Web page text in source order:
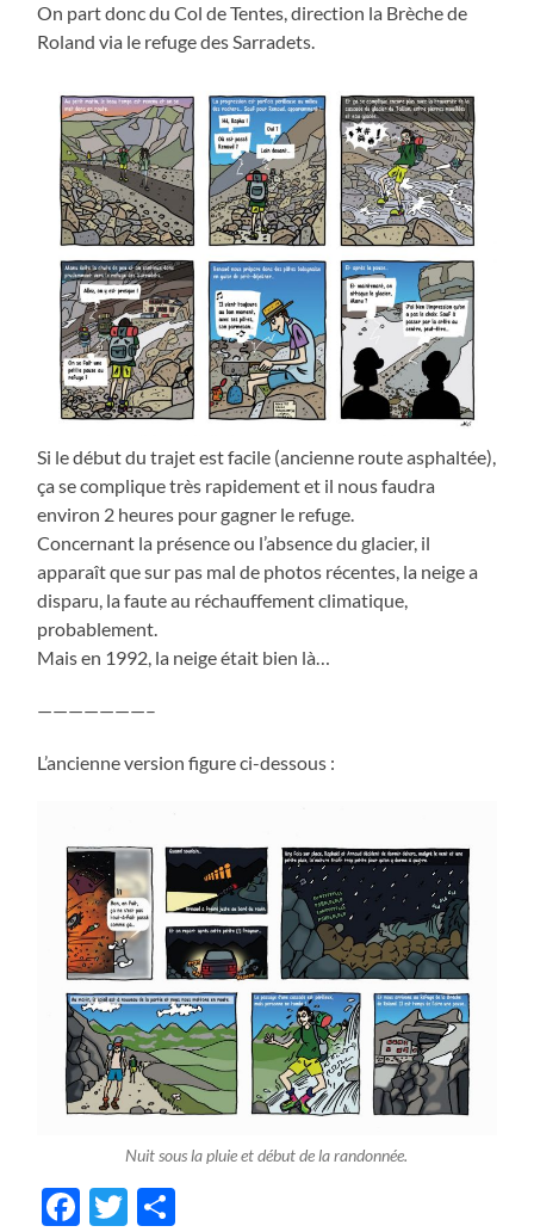
On part donc du Col de Tentes, direction la Brèche de
Roland via le refuge des Sarradets.
Si le début du trajet est facile (ancienne route asphaltée),
ça se complique très rapidement et il nous faudra
environ 2 heures pour gagner le refuge.
Concernant la présence ou l’absence du glacier, il
apparaît que sur pas mal de photos récentes, la neige a
disparu, la faute au réchauffement climatique,
probablement.
Mais en 1992, la neige était bien là…
———————–
L’ancienne version figure ci-dessous :
Nuit sous la pluie et début de la randonnée.
Facebook
Twitter